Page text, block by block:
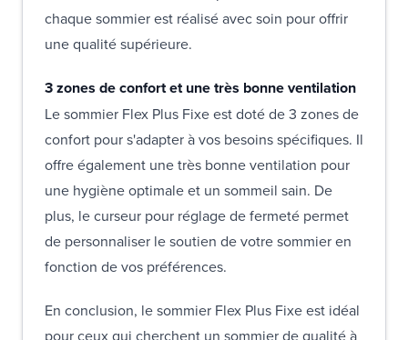
chaque sommier est réalisé avec soin pour offrir
une qualité supérieure.
3 zones de confort et une très bonne ventilation
Le sommier Flex Plus Fixe est doté de 3 zones de
confort pour s'adapter à vos besoins spécifiques. Il
offre également une très bonne ventilation pour
une hygiène optimale et un sommeil sain. De
plus, le curseur pour réglage de fermeté permet
de personnaliser le soutien de votre sommier en
fonction de vos préférences.
En conclusion, le sommier Flex Plus Fixe est idéal
pour ceux qui cherchent un sommier de qualité à